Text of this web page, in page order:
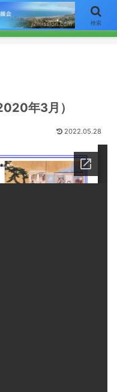
配信をご希望の方はここをク
アドレスをご連絡下さい。
年3月）
2022.05.28
検索